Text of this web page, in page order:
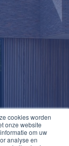
cookies worden
onze website
om uw
analyse en